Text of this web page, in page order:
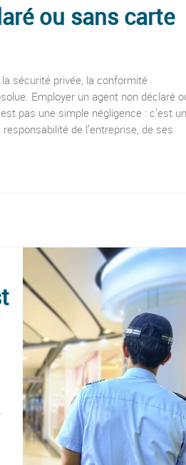
ou sans carte
sécurité privée, la conformité
Employer un agent non déclaré
pas une simple négligence : c’est
de l’entreprise, de ses